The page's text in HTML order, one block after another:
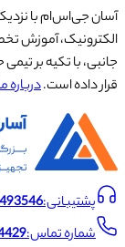
الکترونیک، آموزش
جانبی، با تکیه بر
قرار داده است.درباره
پشتیبانی:
شماره تماس: